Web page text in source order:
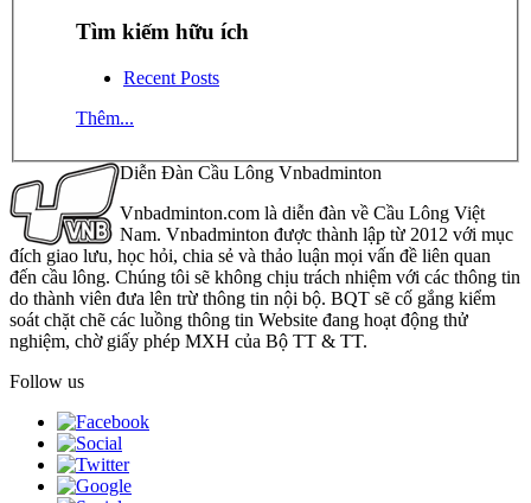
Tìm kiếm hữu ích
Recent Posts
Thêm...
Diễn Đàn Cầu Lông Vnbadminton
Vnbadminton.com là diễn đàn về Cầu Lông Việt
Nam. Vnbadminton được thành lập từ 2012 với mục
đích giao lưu, học hỏi, chia sẻ và thảo luận mọi vấn đề liên quan
đến cầu lông. Chúng tôi sẽ không chịu trách nhiệm với các thông tin
do thành viên đưa lên trừ thông tin nội bộ. BQT sẽ cố gắng kiểm
soát chặt chẽ các luồng thông tin Website đang hoạt động thử
nghiệm, chờ giấy phép MXH của Bộ TT & TT.
Follow us